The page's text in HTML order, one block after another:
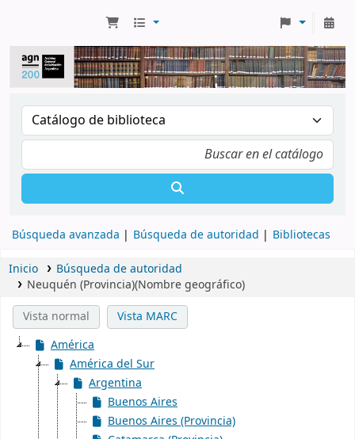
Búsqueda avanzada Búsqueda de autoridad Bibliotecas
Inicio
Búsqueda de autoridad
Neuquén (Provincia)(Nombre geográfico)
Vista normal
Vista MARC
América
América del Sur
Argentina
Buenos Aires
Buenos Aires (Provincia)